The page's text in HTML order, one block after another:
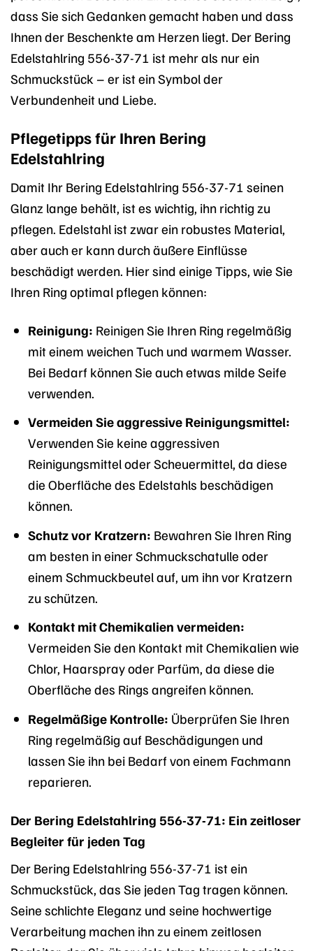
dass Sie sich Gedanken gemacht haben und dass
Ihnen der Beschenkte am Herzen liegt. Der Bering
Edelstahlring 556-37-71 ist mehr als nur ein
Schmuckstück – er ist ein Symbol der
Verbundenheit und Liebe.
Pflegetipps für Ihren Bering
Edelstahlring
Damit Ihr Bering Edelstahlring 556-37-71 seinen
Glanz lange behält, ist es wichtig, ihn richtig zu
pflegen. Edelstahl ist zwar ein robustes Material,
aber auch er kann durch äußere Einflüsse
beschädigt werden. Hier sind einige Tipps, wie Sie
Ihren Ring optimal pflegen können:
Reinigung: Reinigen Sie Ihren Ring regelmäßig
mit einem weichen Tuch und warmem Wasser.
Bei Bedarf können Sie auch etwas milde Seife
verwenden.
Vermeiden Sie aggressive Reinigungsmittel:
Verwenden Sie keine aggressiven
Reinigungsmittel oder Scheuermittel, da diese
die Oberfläche des Edelstahls beschädigen
können.
Schutz vor Kratzern: Bewahren Sie Ihren Ring
am besten in einer Schmuckschatulle oder
einem Schmuckbeutel auf, um ihn vor Kratzern
zu schützen.
Kontakt mit Chemikalien vermeiden:
Vermeiden Sie den Kontakt mit Chemikalien wie
Chlor, Haarspray oder Parfüm, da diese die
Oberfläche des Rings angreifen können.
Regelmäßige Kontrolle: Überprüfen Sie Ihren
Ring regelmäßig auf Beschädigungen und
lassen Sie ihn bei Bedarf von einem Fachmann
reparieren.
Der Bering Edelstahlring 556-37-71: Ein zeitloser
Begleiter für jeden Tag
Der Bering Edelstahlring 556-37-71 ist ein
Schmuckstück, das Sie jeden Tag tragen können.
Seine schlichte Eleganz und seine hochwertige
Verarbeitung machen ihn zu einem zeitlosen